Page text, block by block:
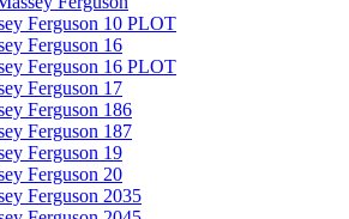
Ferguson 10 PLOT
Ferguson 16
Ferguson 16 PLOT
Ferguson 17
Ferguson 186
Ferguson 187
Ferguson 19
Ferguson 20
Ferguson 2035